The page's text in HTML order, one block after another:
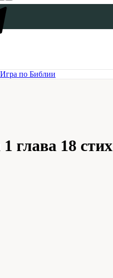
Игра по Библии
глава 18 стих